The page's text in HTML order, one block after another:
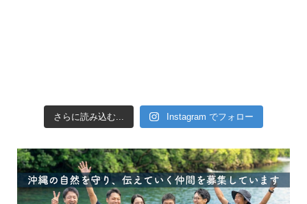
さらに読み込む... Instagram でフォロー